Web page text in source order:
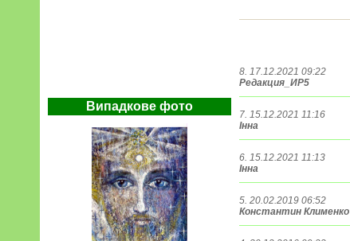
Випадкове фото
8. 17.12.2021 09:22
Редакция_ИР5
7. 15.12.2021 11:16
Інна
6. 15.12.2021 11:13
Інна
5. 20.02.2019 06:52
Константин Клименко